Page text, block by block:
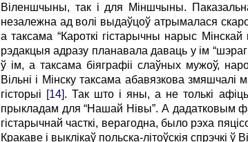
Віленшчыны, так і для Міншчыны.
незалежна ад волі выдаўцоў атрымалася
а таксама “Кароткі гістарычны нарыс
рэдакцыя адразу планавала даваць у ім “шэраг
ў ім, а таксама біяграфіі слаўных мужоў,
Вільні і Мінску таксама абавязкова
гісторыі [14]. Так што і яны, а не толькі
прыкладам для “Нашай Нівы”. А дадатковым
гістарычнай часткі, верагодна, было рэха
Кракаве і выклікаў польска-літоўскія спрэчкі ў